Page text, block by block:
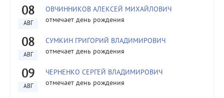
08
АВГ
ОВЧИННИКОВ АЛЕКСЕЙ МИХАЙЛОВИЧ
отмечает день рождения
08
АВГ
СУМКИН ГРИГОРИЙ ВЛАДИМИРОВИЧ
отмечает день рождения
09
АВГ
ЧЕРНЕНКО СЕРГЕЙ ВЛАДИМИРОВИЧ
отмечает день рождения